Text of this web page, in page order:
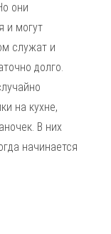
они
и могут
служат и
долго.
на кухне,
В них
начинается